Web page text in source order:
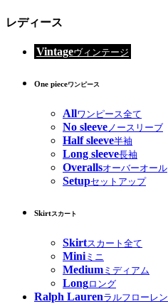
レディース
Vintageヴィンテージ
One pieceワンピース
Allワンピース全て
No sleeveノースリーブ
Half sleeve半袖
Long sleeve長袖
Overallsオーバーオール
Setupセットアップ
Skirtスカート
Skirtスカート全て
Miniミニ
Medium ミディアム
Longロング
Ralph Laurenラルフローレン